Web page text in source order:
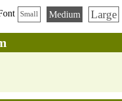
Small Medium Large